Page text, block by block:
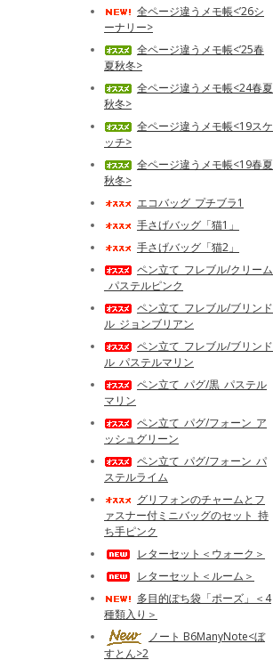
全ページ違うメモ帳<’26シ
ーナリー>
全ページ違うメモ帳<’25春
夏秋冬>
全ページ違うメモ帳<24春夏
秋冬>
全ページ違うメモ帳<19スケ
ッチ>
全ページ違うメモ帳<19春夏
秋冬>
エコバッグ_プチブラ1
手さげバッグ「猫1」
手さげバッグ「猫2」
ペン立て_フレブル/クリーム
_パステルピンク
ペン立て_フレブル/ブリンド
ル_ジョンブリアン
ペン立て_フレブル/ブリンド
ル_パステルマリン
ペン立て_パグ/黒_パステル
マリン
ペン立て_パグ/フォーン_ア
ッシュグリーン
ペン立て_パグ/フォーン_パ
ステルライム
グリフォンのチャームとフ
ァスナー付ミニバッグのセット_持
ち手ピンク
レターセット＜ウォーク＞
レターセット＜ルーム＞
多目的ぽち袋「ポーズ」＜4
種類入り＞
ノート B6ManyNote<ぼ
すとん>2